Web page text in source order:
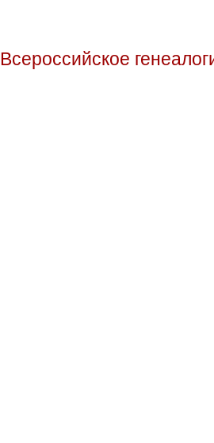
Всероссийское